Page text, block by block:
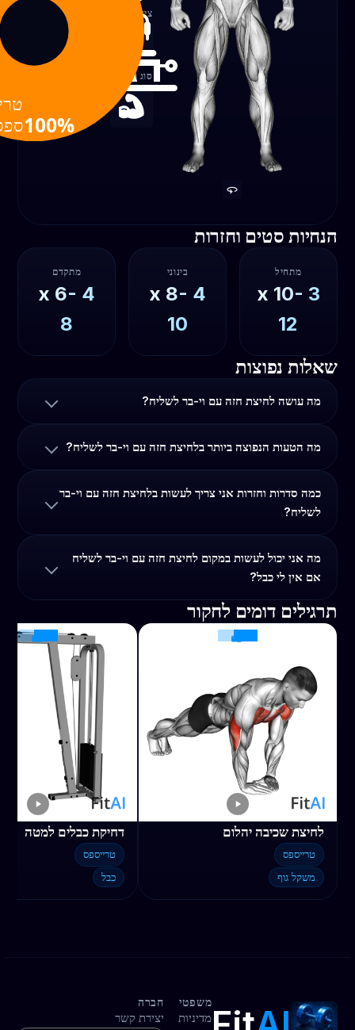
ציוד
סוג תרגיל
100%
הנחיות סטים וחזרות
מתחיל
3
10-
12
בינוני
4
8-
10
מתקדם
4
6-
8
שאלות נפוצות
מה עושה לחיצת חזה עם וי-בר לשליח?
מה הטעות הנפוצה ביותר בלחיצת חזה עם וי-בר לשליח?
כמה סדרות וחזרות אני צריך לעשות בלחיצת חזה עם וי-בר
לשליח?
מה אני יכול לעשות במקום לחיצת חזה עם וי-בר לשליח
אם אין לי כבל?
תרגילים דומים לחקור
לחיצת שכיבה יהלום
טרייספס
משקל גוף
דחיקת כבלים למטה
טרייספס
כבל
משפטי
מדיניות
חברה
יצירת קשר